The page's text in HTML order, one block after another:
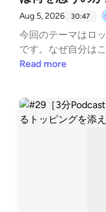
Aug 5, 2026 30:47
今回のテーマはロ
です。なぜ自分は
ぜ垂直の壁で眠ら
オブジイヤー2026
す。 BGM :
Read more